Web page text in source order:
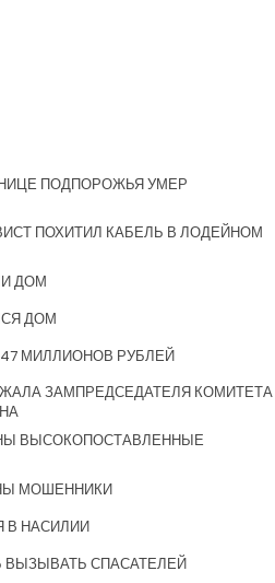
ПОДПОРОЖЬЯ УМЕР
ПОХИТИЛ КАБЕЛЬ В ЛОДЕЙНОМ
ДОМ
ДОМ
МИЛЛИОНОВ РУБЛЕЙ
ЗАМПРЕДСЕДАТЕЛЯ КОМИТЕТА
ВЫСОКОПОСТАВЛЕННЫЕ
МОШЕННИКИ
В НАСИЛИИ
СПАСАТЕЛЕЙ